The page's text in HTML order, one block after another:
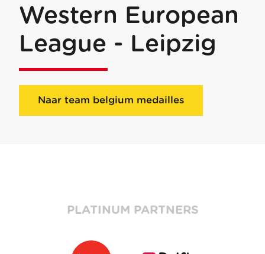
Western European
League - Leipzig
Naar team belgium medailles
PLATINUM PARTNERS